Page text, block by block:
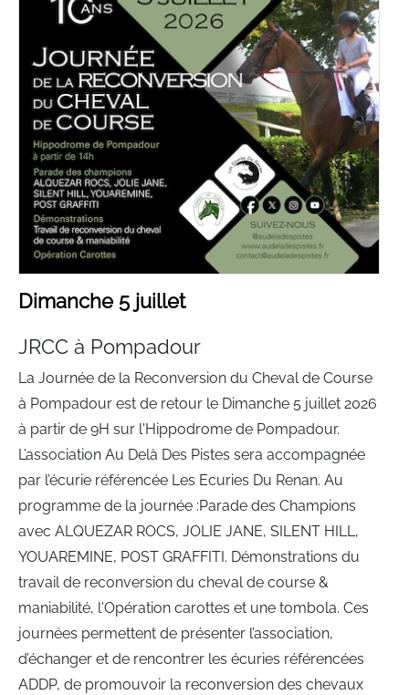
Dimanche 5 juillet
JRCC à Pompadour
La Journée de la Reconversion du Cheval de Course
à Pompadour est de retour le Dimanche 5 juillet 2026
à partir de 9H sur l'Hippodrome de Pompadour.
L’association Au Delà Des Pistes sera accompagnée
par l’écurie référencée Les Ecuries Du Renan. Au
programme de la journée :Parade des Champions
avec ALQUEZAR ROCS, JOLIE JANE, SILENT HILL,
YOUAREMINE, POST GRAFFITI. Démonstrations du
travail de reconversion du cheval de course &
maniabilité, l'Opération carottes et une tombola. Ces
journées permettent de présenter l’association,
d’échanger et de rencontrer les écuries référencées
ADDP, de promouvoir la reconversion des chevaux